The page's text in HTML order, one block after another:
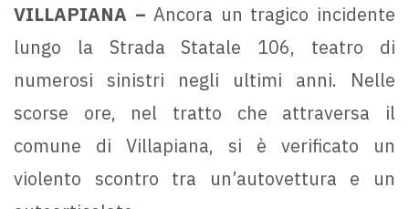
VILLAPIANA – Ancora un tragico incidente
lungo la Strada Statale 106, teatro di
numerosi sinistri negli ultimi anni. Nelle
scorse ore, nel tratto che attraversa il
comune di Villapiana, si è verificato un
violento scontro tra un’autovettura e un